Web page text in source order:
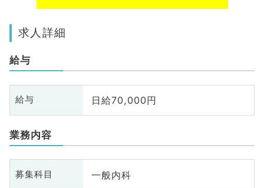
求人詳細
給与
給与 日給70,000円
業務内容
募集科目 一般内科